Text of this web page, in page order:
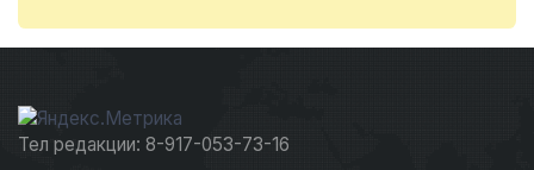
Тел редакции: 8-917-053-73-16